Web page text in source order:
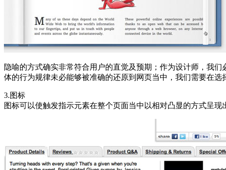
隐喻的方式确实非常符合用户的直觉及预期；作为设计师，我
体的行为规律未必能够被准确的还原到网页当中，我们需要在选
3.图标
图标可以使触发指示元素在整个页面当中以相对凸显的方式呈现